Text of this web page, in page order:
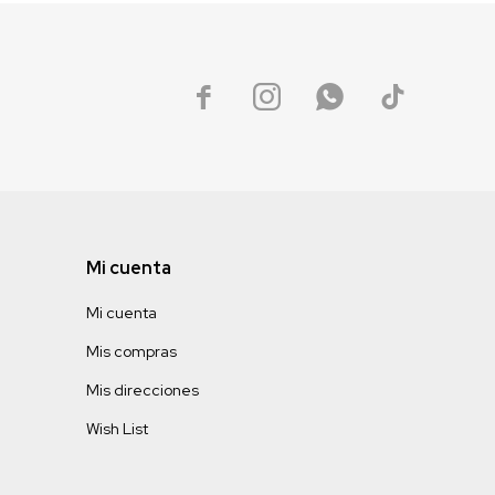
   
Mi cuenta
Mi cuenta
Mis compras
Mis direcciones
Wish List